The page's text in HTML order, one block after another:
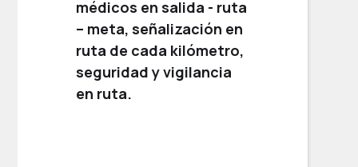
médicos en salida - ruta
– meta, señalización en
ruta de cada kilómetro,
seguridad y vigilancia
en ruta.